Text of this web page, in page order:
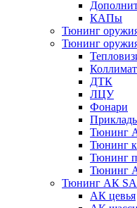
КАПы
Тюнинг
Тюнинг
ДТК
ЛЦУ
Фонари
Тюнинг
Тюнинг
Тюнинг
Тюнинг
Тюнинг АК
АК цевья